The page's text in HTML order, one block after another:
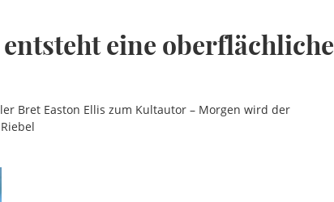
eine oberflächliche
Bret Easton Ellis zum Kultautor – Morgen wird der